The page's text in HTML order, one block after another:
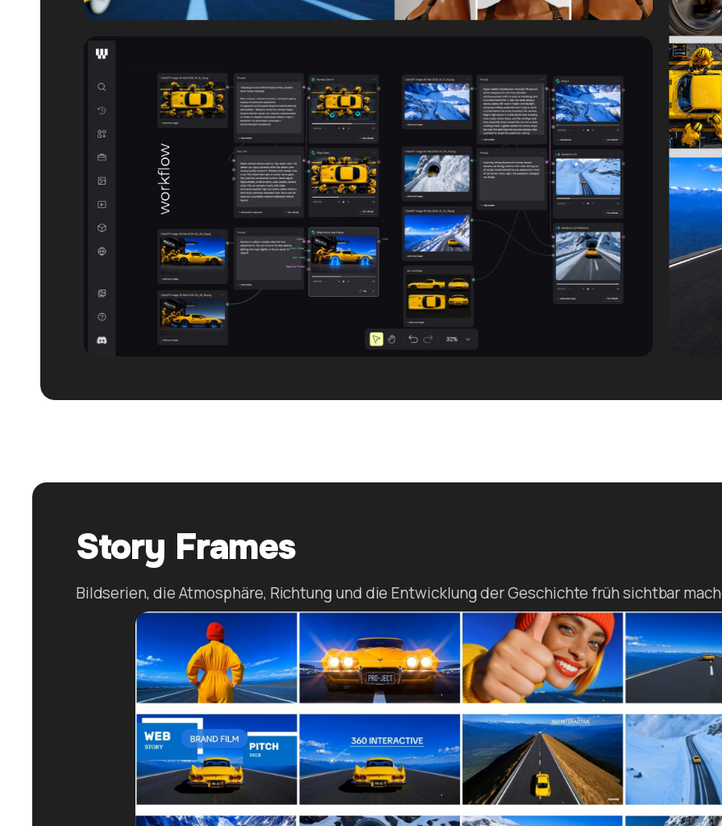
Story Frames
Bildserien, die Atmosphäre, Richtung und die Entwicklung der Geschichte früh sichtbar